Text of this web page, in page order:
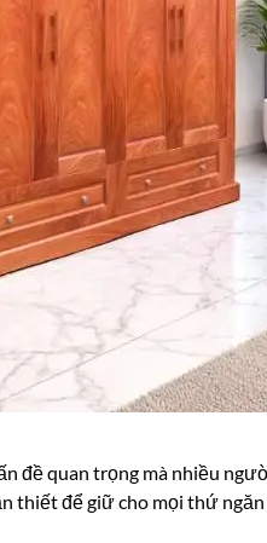
đề quan trọng mà nhiều
thiết để giữ cho mọi thứ